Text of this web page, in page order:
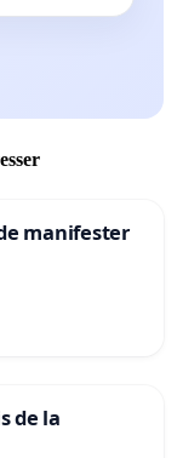
manifester
de la